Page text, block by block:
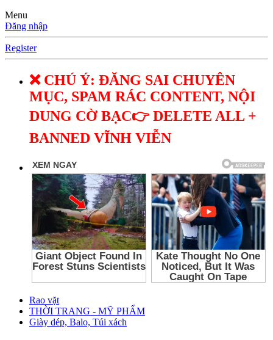
Menu
Đăng nhập
Register
❌ CHÚ Ý: ĐĂNG SAI CHUYÊN
MỤC, SPAM RÁC CONTENT, NỘI
DUNG CỜ BẠC👉 DELETE ALL +
BANNED VĨNH VIỄN
Rao vặt
THỜI TRANG - MỸ PHẨM
Giày dép, Balo, Túi xách